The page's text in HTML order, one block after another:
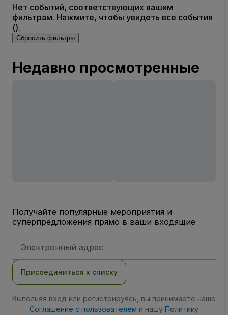
Нет событий, соответствующих вашим
фильтрам. Нажмите, чтобы увидеть все события
().
Сбросить фильтры
Недавно просмотренные
Получайте популярные мероприятия и
суперпредложения прямо в ваши входящие
электронной
Присоединиться к списку
Выполняя вход или регистрируясь, вы принимаете наше
Соглашение с пользователем и нашу Политику